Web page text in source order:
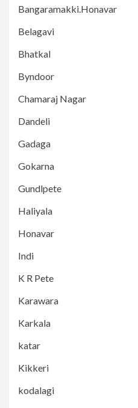
Bangaramakki.Honavar
Belagavi
Bhatkal
Byndoor
Chamaraj Nagar
Dandeli
Gadaga
Gokarna
Gundlpete
Haliyala
Honavar
Indi
K R Pete
Karawara
Karkala
katar
Kikkeri
kodalagi